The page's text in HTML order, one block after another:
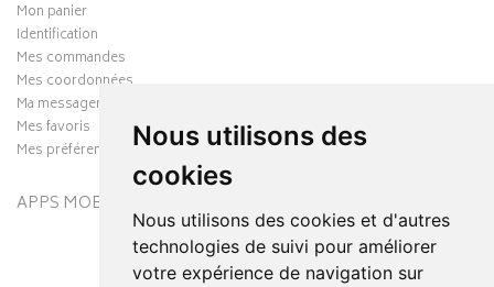
Nous utilisons des
cookies
Nous utilisons des cookies et d'autres
technologies de suivi pour améliorer
votre expérience de navigation sur
Mon panier
Identification
Mes commandes
Mes coordonnées
Ma messagerie
Mes favoris
Mes préférences Cookies
APPS MOBILES